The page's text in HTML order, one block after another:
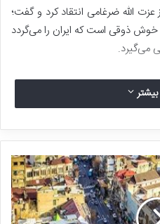
الله ضرغامی انتقاد کرد و گفت؛
ذوقی است که ایران را می‌گردد
می‌گیرد.